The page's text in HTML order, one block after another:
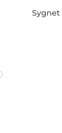
Sygnet